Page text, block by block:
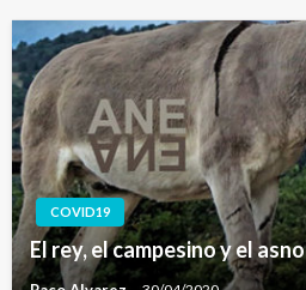
COVID19
El rey, el campesino y el asno